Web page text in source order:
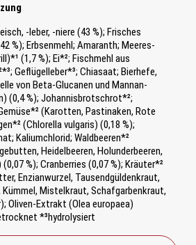
-leber, -niere (43 %); Frisches
%); Erbsenmehl; Amaranth; Meeres-
(1,7 %); Ei*²; Fischmehl aus
Geflügelleber*³; Chiasaat; Bierhefe,
von Beta-Glucanen und Mannan-
(0,4 %); Johannisbrotschrot*²;
(Karotten, Pastinaken, Rote
(Chlorella vulgaris) (0,18 %);
Kaliumchlorid; Waldbeeren*²
Heidelbeeren, Holunderbeeren,
%); Cranberries (0,07 %); Kräuter*²
Enzianwurzel, Tausendgüldenkraut,
Kümmel, Mistelkraut, Schafgarbenkraut,
Oliven-Extrakt (Olea europaea)
*³hydrolysiert